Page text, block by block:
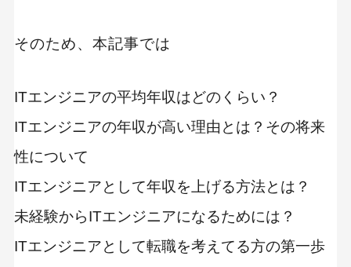
そのため、本記事では
ITエンジニアの平均年収はどのくらい？
ITエンジニアの年収が高い理由とは？その将来
性について
ITエンジニアとして年収を上げる方法とは？
未経験からITエンジニアになるためには？
ITエンジニアとして転職を考えてる方の第一歩